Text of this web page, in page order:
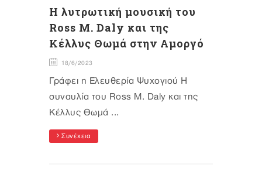
H λυτρωτική μουσική του
Ross M. Daly και της
Κέλλυς Θωμά στην Αμοργό
18/6/2023
Γράφει η Ελευθερία Ψυχογιού Η
συναυλία του Ross M. Daly και της
Kέλλυς Θωμά ...
Συνέχεια